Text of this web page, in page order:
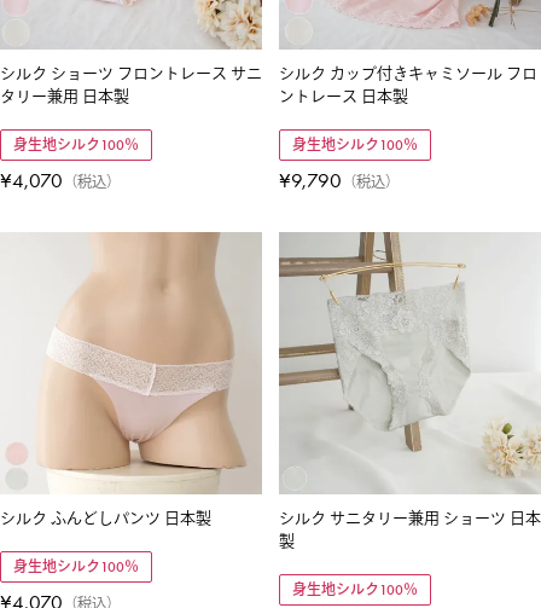
シルク ショーツ フロントレース サニ
タリー兼用 日本製
身生地シルク100％
¥4,070 税込
シルク カップ付きキャミソール フロ
ントレース 日本製
身生地シルク100％
¥9,790 税込
シルク ふんどしパンツ 日本製
身生地シルク100％
¥4,070 税込
シルク サニタリー兼用 ショーツ 日本
製
身生地シルク100％